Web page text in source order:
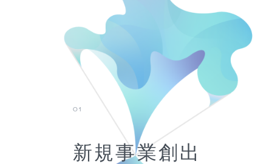
01
新規事業創出